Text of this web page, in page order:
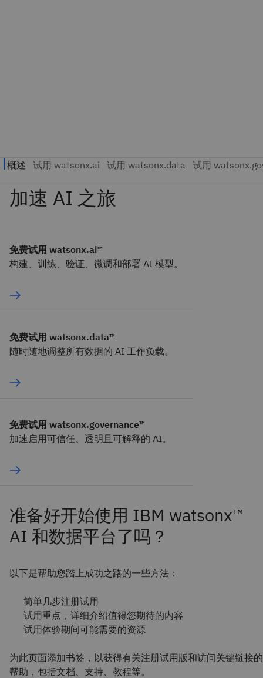
加速 AI 之旅
免费试用 watsonx.ai™
构建、训练、验证、微调和部署 AI 模型。
免费试用 watsonx.data™
随时随地调整所有数据的 AI 工作负载。
免费试用 watsonx.governance™
加速启用可信任、透明且可解释的 AI。
准备好开始使用 IBM watsonx™
AI 和数据平台了吗？
以下是帮助您踏上成功之路的一些方法：
简单几步注册试用
试用重点，详细介绍值得您期待的内容
试用体验期间可能需要的资源
为此页面添加书签，以获得有关注册试用版和访问关键链接的
帮助，包括文档、支持、教程等。